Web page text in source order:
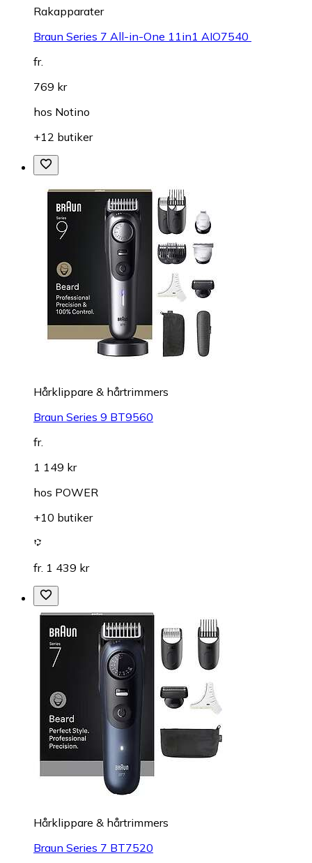
Rakapparater
Braun Series 7 All-in-One 11in1 AIO7540
fr.
769 kr
hos Notino
+12 butiker
Hårklippare & hårtrimmers
Braun Series 9 BT9560
fr.
1 149 kr
hos POWER
+10 butiker
fr. 1 439 kr
Hårklippare & hårtrimmers
Braun Series 7 BT7520